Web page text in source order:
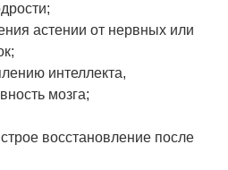
астении от нервных или
интеллекта,
мозга;
восстановление после